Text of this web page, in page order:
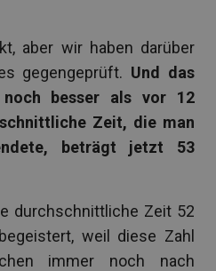
aber wir haben darüber
gegengeprüft. Und das
besser als vor 12
Zeit, die man
beträgt jetzt 53
durchschnittliche Zeit 52
weil diese Zahl
immer noch nach